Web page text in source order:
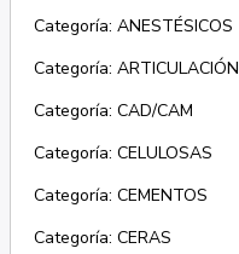
Categoría: ANESTÉSICOS
Categoría: ARTICULACIÓN
Categoría: CAD/CAM
Categoría: CELULOSAS
Categoría: CEMENTOS
Categoría: CERAS